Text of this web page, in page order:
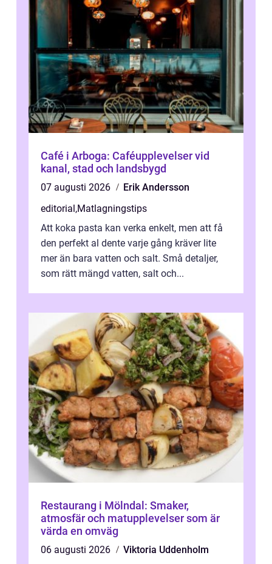
Café i Arboga: Caféupplevelser vid
kanal, stad och landsbygd
07 augusti 2026
Erik Andersson
editorial,Matlagningstips
Att koka pasta kan verka enkelt, men att få
den perfekt al dente varje gång kräver lite
mer än bara vatten och salt. Små detaljer,
som rätt mängd vatten, salt och...
Restaurang i Mölndal: Smaker,
atmosfär och matupplevelser som är
värda en omväg
06 augusti 2026
Viktoria Uddenholm